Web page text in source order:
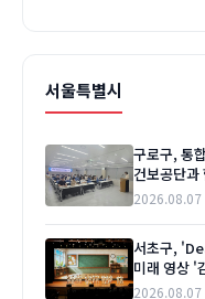
서울특별시
구로구, 통
건보공단과
2026.08.07
서초구,
미래 영상 '
2026.08.07